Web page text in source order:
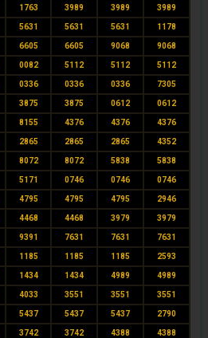
1763 3989 3989 3989
5631 5631 5631 1178
6605 6605 9068 9068
0082 5112 5112 5112
0336 0336 0336 7305
3875 3875 0612 0612
8155 4376 4376 4376
2865 2865 2865 4352
8072 8072 5838 5838
5171 0746 0746 0746
4795 4795 4795 2946
4468 4468 3979 3979
9391 7631 7631 7631
1185 1185 1185 2593
1434 1434 4989 4989
4033 3551 3551 3551
5437 5437 5437 2790
3742 3742 4388 4388